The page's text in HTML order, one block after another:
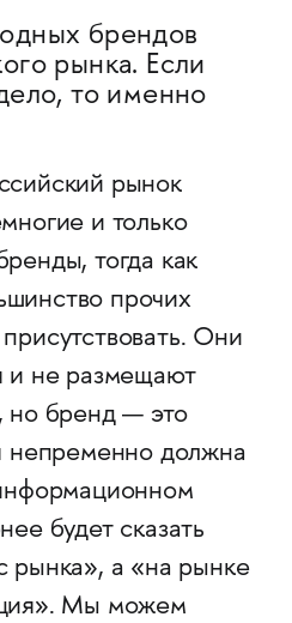
брендов
рынка. Если
то именно
рынок
и только
тогда как
прочих
Они
и не размещают
но бренд — это
непременно должна
будет сказать
рынка», а «на рынке
Мы можем